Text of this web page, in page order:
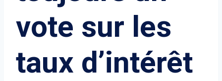
vote sur les
taux d’intérêt